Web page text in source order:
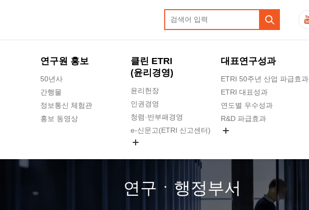
연구원 홍보
50년사
간행물
정보통신 체험관
홍보 동영상
클린 ETRI
(윤리경영)
윤리헌장
인권경영
청렴·반부패경영
e-신문고(ETRI 신고센터)
고객의소리
수의계약 현황
대표연구성과
ETRI 50주년 산업 파급효과
ETRI 대표성과
연도별 우수성과
R&D 파급효과
연구ㆍ행정부서